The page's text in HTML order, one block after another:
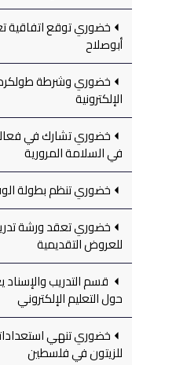
خضوري توقع
أبوصلاح
خضوري وشرطة طولكرم
الإلكترونية
خضوري تشارك في
في السلامة المرورية
خضوري تنظم بطولة
خضوري تعقد ورشة
للعروض التقديمية
قسم التدريب
حول التعليم الإلكتروني
خضوري تنهي
للزيتون في فلسطين